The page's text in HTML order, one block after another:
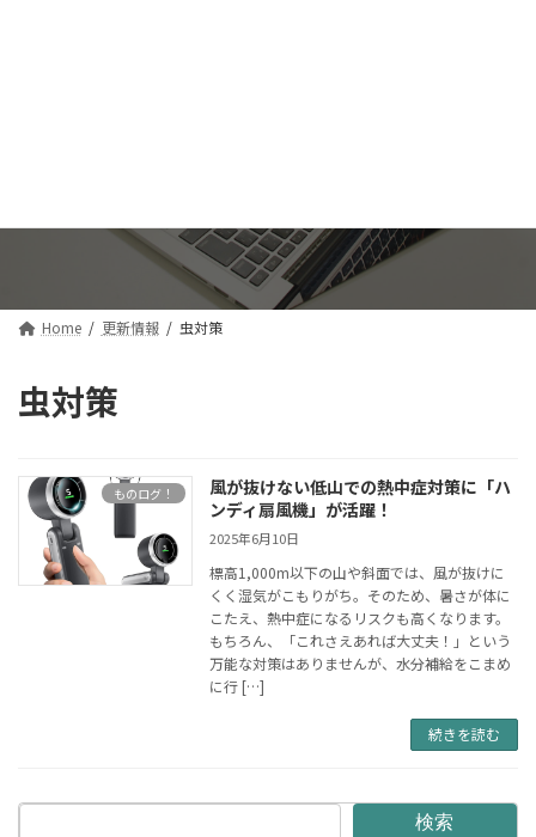
プ
動
Home 更新情報 虫対策
虫対策
ものログ！
風が抜けない低山での熱中症対策に「ハ
ンディ扇風機」が活躍！
2025年6月10日
標高1,000m以下の山や斜面では、風が抜けに
くく湿気がこもりがち。そのため、暑さが体に
こたえ、熱中症になるリスクも高くなります。
もちろん、「これさえあれば大丈夫！」という
万能な対策はありませんが、水分補給をこまめ
に行 […]
続きを読む
検索